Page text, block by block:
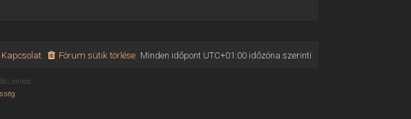
Minden időpont UTC+01:00időzóna szerinti
Fórum sütik törlése
Kapcsolat
Limited